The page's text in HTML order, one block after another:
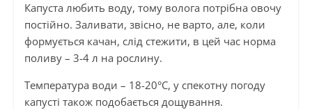
Капуста любить воду, тому волога потрібна овочу
постійно. Заливати, звісно, не варто, але, коли
формується качан, слід стежити, в цей час норма
поливу – 3-4 л на рослину.
Температура води – 18-20°С, у спекотну погоду
капусті також подобається дощування.